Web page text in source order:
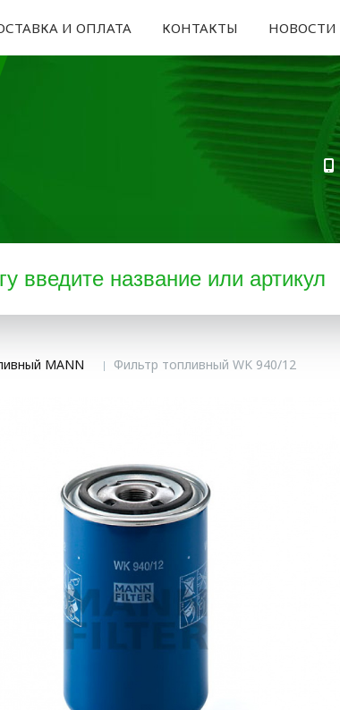
И ОПЛАТА КОНТАКТЫ НОВОСТИ
MANN Фильтр топливный WK 940/12